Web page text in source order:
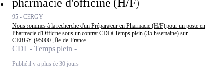
pharmacie d'officine (H/F)
95 - CERGY
Nous sommes à la recherche d'un Préparateur en Pharmacie (H/F) pour un poste en
Pharmacie d'Officine sous un contrat CDI à Temps plein (35 h/semaine) sur
CERGY (95000 , Île-de-France -...
CDI - Temps plein
Publié il y a plus de 30 jours